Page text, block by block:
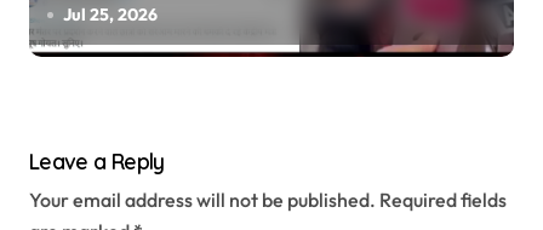
की, वायरल वीडियो AI जेनरेटेड है
Jul 25, 2026
Leave a Reply
Your email address will not be published. Required fields